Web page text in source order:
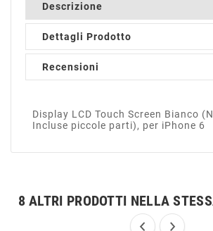
Descrizione
Dettagli Prodotto
Recensioni
Display LCD Touch Screen Bianco
Incluse piccole parti), per iPhone 6
8 ALTRI PRODOTTI NELLA